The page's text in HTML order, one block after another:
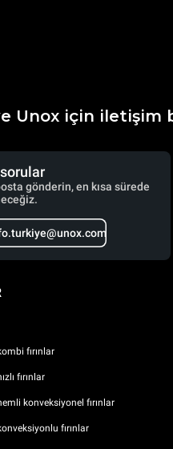
Unox için iletişim
gönderin, en kısa sürede
fırınlar
fırınlar
konveksiyonel fırınlar
fırınlar